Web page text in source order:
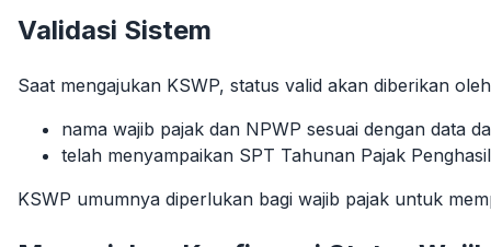
Validasi Sistem
Saat mengajukan KSWP, status valid akan diberikan
nama wajib pajak dan NPWP sesuai dengan data
telah menyampaikan SPT Tahunan Pajak
KSWP umumnya diperlukan bagi wajib pajak untuk